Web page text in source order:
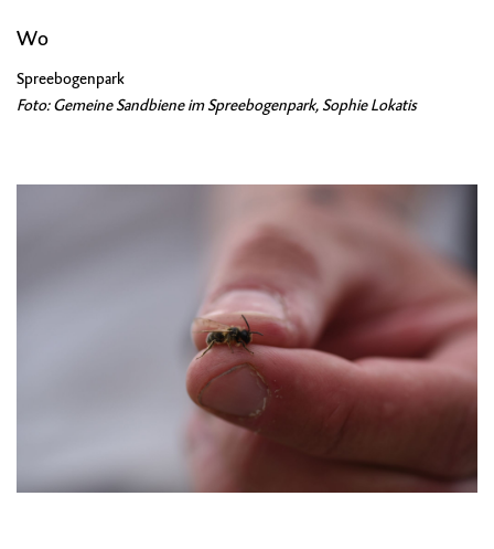
Wo
Spreebogenpark
Foto: Gemeine Sandbiene im Spreebogenpark, Sophie Lokatis